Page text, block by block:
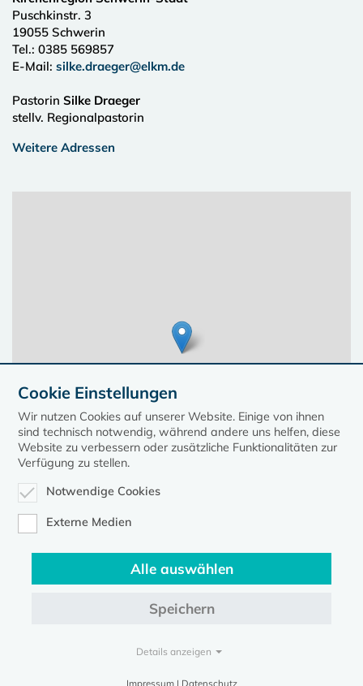
Puschkinstr. 3
19055 Schwerin
Tel.: 0385 569857
E-Mail: silke.draeger@elkm.de
Pastorin Silke Draeger
stellv. Regionalpastorin
Weitere Adressen
Diese Seite gehört zum Portalkirche-mv.de
Evangelische Kirche in Mecklenburg-Vorpommern © 2026
Cookie Einstellungen
Wir nutzen Cookies auf unserer Website. Einige von ihnen
sind technisch notwendig, während andere uns helfen, diese
Website zu verbessern oder zusätzliche Funktionalitäten zur
Verfügung zu stellen.
Notwendige Cookies
Externe Medien
Alle auswählen
Speichern
Details anzeigen
Impressum | Datenschutz